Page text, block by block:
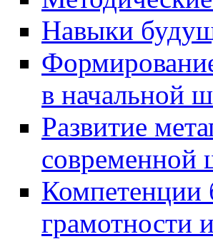
Навыки
в начальной
Развитие
современной
Компетенции
грамотности